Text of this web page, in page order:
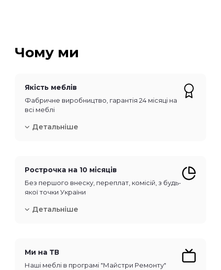
Чому ми
Якість меблів
Фабричне виробництво, гарантія 24 місяці на
всі меблі
Детальніше
Рострочка на 10 місяців
Без першого внеску, переплат, комісій, з будь-
якої точки України
Детальніше
Ми на ТВ
Наші меблі в програмі "Майстри Ремонту"